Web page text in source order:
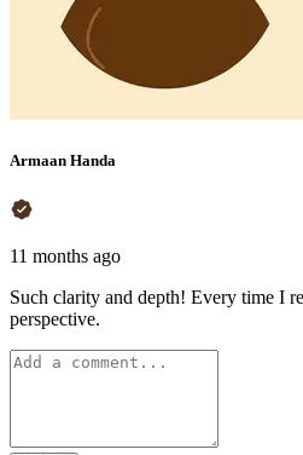
Armaan Handa
11 months ago
Such clarity and depth! Every time I
perspective.